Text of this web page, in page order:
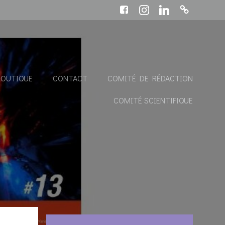
CONTACT COMITÉ DE RÉDACTION
COMITÉ SCIENTIFIQUE